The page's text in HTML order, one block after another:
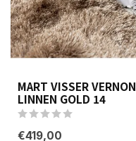
MART VISSER VERNON
LINNEN GOLD 14
€419,00